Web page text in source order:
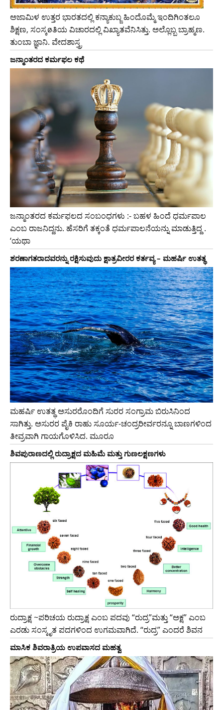
ಅಜಾಮಿಳ ಉತ್ತರ ಭಾರತದಲ್ಲಿ ಕನ್ಯಾಕುಬ್ಜ ಹಿಂದೊಮ್ಮೆ ಇಂದಿಗಿಂತಲೂ
ಶಿಕ್ಷಣ, ಸಂಸ್ಕøತಿಯ ವಿಚಾರದಲ್ಲಿ ವಿಖ್ಯಾತವೆನಿಸಿತ್ತು. ಅಲ್ಲೊಬ್ಬ ಬ್ರಾಹ್ಮಣ.
ತುಂಬಾ ಜ್ಞಾನಿ. ವೇದಶಾಸ್ತ್ರ
ಜನ್ಮಾಂತರದ ಕರ್ಮಫಲ ಕಥೆ
ಜನ್ಮಾಂತರದ ಕರ್ಮಫಲದ ಸಂಬಂಧಗಳು :- ಬಹಳ ಹಿಂದೆ ಧರ್ಮಪಾಲ
ಎಂಬ ರಾಜನಿದ್ದನು. ಹೆಸರಿಗೆ ತಕ್ಕಂತೆ ಧರ್ಮಪಾಲನೆಯನ್ನು ಮಾಡುತ್ತಿದ್ದ .
‘ಯಥಾ
ಶರಣಾಗತರಾದವರನ್ನು ರಕ್ಷಿಸುವುದು ಕ್ಷಾತ್ರವೀರರ ಕರ್ತವ್ಯ – ಮಹರ್ಷಿ ಉತತ್ಥ
ಮಹರ್ಷಿ ಉತತ್ಥ ಅಸುರರೊಂದಿಗೆ ಸುರರ ಸಂಗ್ರಾಮ ಬಿರುಸಿನಿಂದ
ಸಾಗಿತ್ತು. ಅಸುರರ ಪೈಕಿ ರಾಹು ಸೂರ್ಯ-ಚಂದ್ರರೀರ್ವರನ್ನೂ ಬಾಣಗಳಿಂದ
ತೀವ್ರವಾಗಿ ಗಾಯಗೊಳಿಸಿದ. ಮೂರೂ
ಶಿವಪುರಾಣದಲ್ಲಿ ರುದ್ರಾಕ್ಷದ ಮಹಿಮೆ ಮತ್ತು ಗುಣಲಕ್ಷಣಗಳು
ರುದ್ರಾಕ್ಷ ~ಪರಿಚಯ ರುದ್ರಾಕ್ಷ ಎಂಬ ಪದವು “ರುದ್ರ”ಮತ್ತು “ಅಕ್ಷ” ಎಂಬ
ಎರಡು ಸಂಸ್ಕೃತ ಪದಗಳಿಂದ ಉಗಮವಾಗಿದೆ. “ರುದ್ರ” ಎಂದರೆ ಶಿವನ
ಮಾಸಿಕ ಶಿವರಾತ್ರಿಯ ಉಪವಾಸದ ಮಹತ್ವ